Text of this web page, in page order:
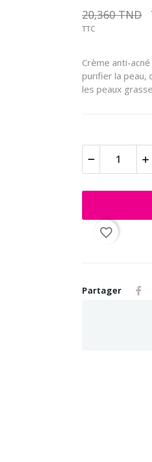
20,360 TND
TTC
Crème anti-
purifier la peau,
les peaux
favorite_border
Partager